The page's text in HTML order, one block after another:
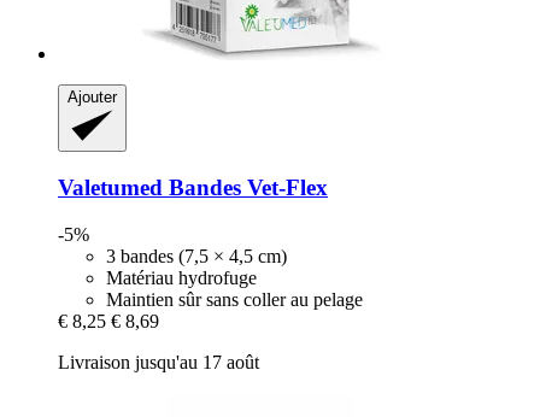
Ajouter
Valetumed Bandes Vet-​Flex
-5%
3 bandes (7,5 × 4,5 cm)
Matériau hydrofuge
Maintien sûr sans coller au pelage
€ 8,25 € 8,69
Livraison jusqu'au 17 août